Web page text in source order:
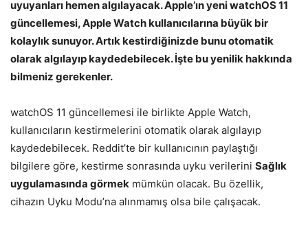
uyuyanları hemen algılayacak. Apple’ın yeni watchOS 11
güncellemesi, Apple Watch kullanıcılarına büyük bir
kolaylık sunuyor. Artık kestirdiğinizde bunu otomatik
olarak algılayıp kaydedebilecek. İşte bu yenilik hakkında
bilmeniz gerekenler.
watchOS 11 güncellemesi ile birlikte Apple Watch,
kullanıcıların kestirmelerini otomatik olarak algılayıp
kaydedebilecek. Reddit’te bir kullanıcının paylaştığı
bilgilere göre, kestirme sonrasında uyku verilerini Sağlık
uygulamasında görmek mümkün olacak. Bu özellik,
cihazın Uyku Modu’na alınmamış olsa bile çalışacak.